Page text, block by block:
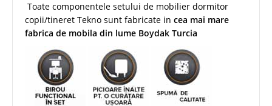
Toate componentele setului de mobilier dormitor
copii/tineret Tekno sunt fabricate in cea mai mare
fabrica de mobila din lume Boydak Turcia